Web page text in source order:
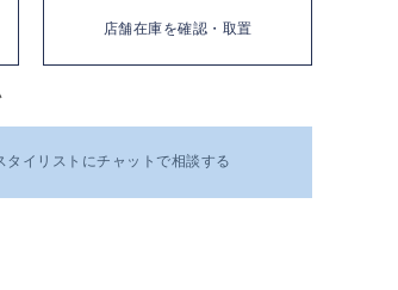
店舗在庫を確認・取置
タイリストにチャットで相談する